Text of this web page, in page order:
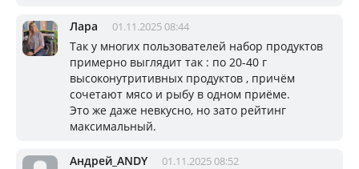
Лара 01.11.2025 08:44
Так у многих пользователей набор продуктов
примерно выглядит так : по 20-40 г
высоконутритивных продуктов , причём
сочетают мясо и рыбу в одном приёме.
Это же даже невкусно, но зато рейтинг
максимальный.
Андрей_ANDY 01.11.2025 08:52